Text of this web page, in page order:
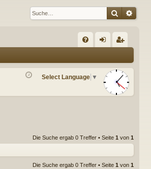
Suche
Q m
el
ist
rie
Select Language ▼
Die Suche ergab 0 Treffer • Seite 1 von 1
Die Suche ergab 0 Treffer • Seite 1 von 1